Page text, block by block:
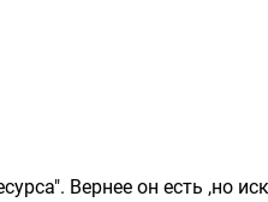
Вернее он есть ,но